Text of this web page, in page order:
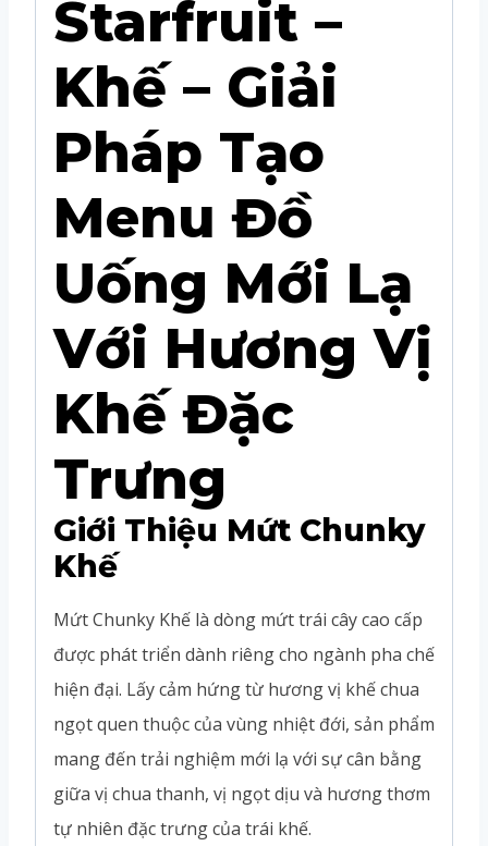
Starfruit –
Khế – Giải
Pháp Tạo
Menu Đồ
Uống Mới Lạ
Với Hương Vị
Khế Đặc
Trưng
Giới Thiệu Mứt Chunky
Khế
Mứt Chunky Khế là dòng mứt trái cây cao cấp
được phát triển dành riêng cho ngành pha chế
hiện đại. Lấy cảm hứng từ hương vị khế chua
ngọt quen thuộc của vùng nhiệt đới, sản phẩm
mang đến trải nghiệm mới lạ với sự cân bằng
giữa vị chua thanh, vị ngọt dịu và hương thơm
tự nhiên đặc trưng của trái khế.